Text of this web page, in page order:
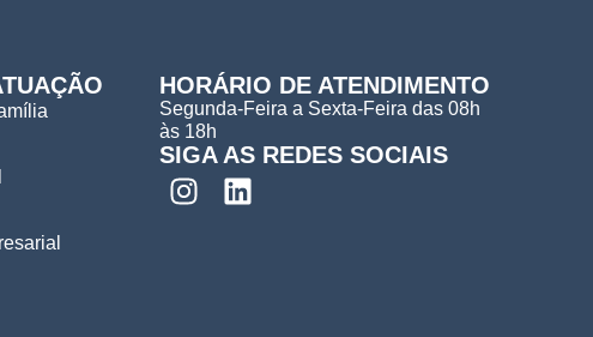
HORÁRIO DE ATENDIMENTO
Segunda-Feira a Sexta-Feira das 08h
às 18h
SIGA AS REDES SOCIAIS